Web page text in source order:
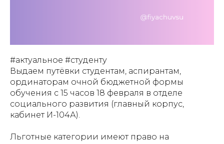
#актуальное #студенту
Выдаем путёвки студентам, аспирантам,
ординаторам очной бюджетной формы
обучения с 15 часов 18 февраля в отделе
социального развития (главный корпус,
кабинет И-104А).
Льготные категории имеют право на